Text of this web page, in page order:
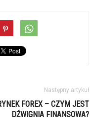
Następny artykuł
FOREX – CZYM JEST
DŹWIGNIA FINANSOWA?